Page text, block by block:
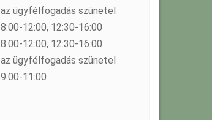
az ügyfélfogadás szünetel
8:00-12:00, 12:30-16:00
8:00-12:00, 12:30-16:00
az ügyfélfogadás szünetel
9:00-11:00